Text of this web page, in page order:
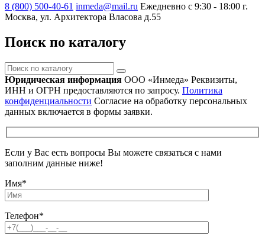
8 (800) 500-40-61 inmeda@mail.ru Ежедневно с 9:30 - 18:00 г.
Москва, ул. Архитектора Власова д.55
Поиск по каталогу
Поиск
по
каталогу
Юридическая информация ООО «Инмеда» Реквизиты,
ИНН и ОГРН предоставляются по запросу. Политика
конфиденциальности Согласие на обработку персональных
данных включается в формы заявки.
Если у Вас есть вопросы Вы можете связаться с нами
заполним данные ниже!
Имя*
Телефон*